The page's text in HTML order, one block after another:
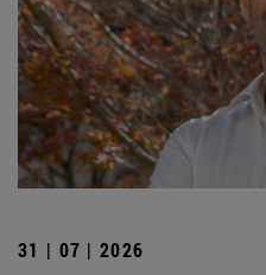
31 | 07 | 2026